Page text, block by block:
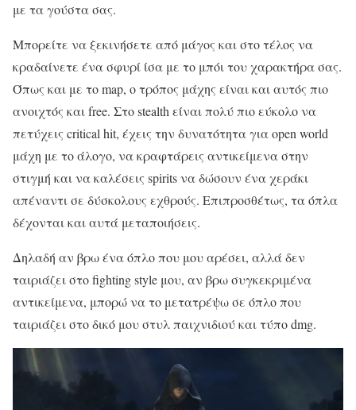
με τα γούστα σας.
Μπορείτε να ξεκινήσετε από μάγος και στο τέλος να
κραδαίνετε ένα σφυρί ίσα με το μπόι του χαρακτήρα σας.
Όπως και με το map, ο τρόπος μάχης είναι και αυτός πιο
ανοιχτός και free. Στο stealth είναι πολύ πιο εύκολο να
πετύχεις critical hit, έχεις την δυνατότητα για open world
μάχη με το άλογο, να κραφτάρεις αντικείμενα στην
στιγμή και να καλέσεις spirits να δώσουν ένα χεράκι
απέναντι σε δύσκολους εχθρούς. Επιπροσθέτως, τα όπλα
δέχονται και αυτά μεταποιήσεις.
Δηλαδή αν βρω ένα όπλο που μου αρέσει, αλλά δεν
ταιριάζει στο fighting style μου, αν βρω συγκεκριμένα
αντικείμενα, μπορώ να το μετατρέψω σε όπλο που
ταιριάζει στο δικό μου στυλ παιχνιδιού και τύπο dmg.